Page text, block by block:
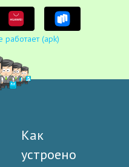
работает (apk)
Как
устроено